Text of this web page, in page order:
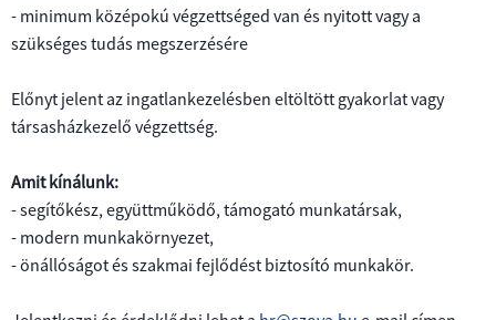
MŰJÉGPÁLYA
- minimum középokú végzettséged van és nyitott vagy a
szükséges tudás megszerzésére
Előnyt jelent az ingatlankezelésben eltöltött gyakorlat vagy
társasházkezelő végzettség.
Amit kínálunk:
- segítőkész, együttműködő, támogató munkatársak,
- modern munkakörnyezet,
- önállóságot és szakmai fejlődést biztosító munkakör.